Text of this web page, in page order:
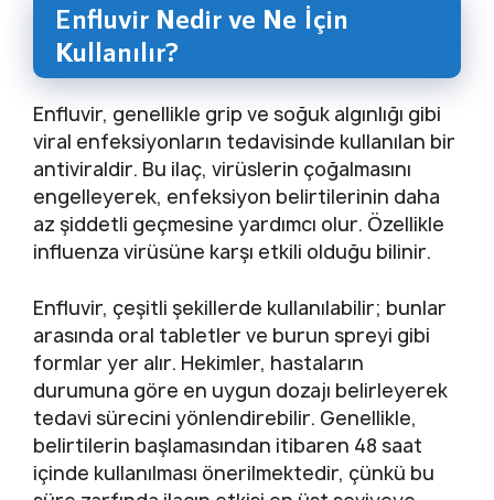
Enfluvir Nedir ve Ne İçin
Kullanılır?
Enfluvir, genellikle grip ve soğuk algınlığı gibi
viral enfeksiyonların tedavisinde kullanılan bir
antiviraldir. Bu ilaç, virüslerin çoğalmasını
engelleyerek, enfeksiyon belirtilerinin daha
az şiddetli geçmesine yardımcı olur. Özellikle
influenza virüsüne karşı etkili olduğu bilinir.
Enfluvir, çeşitli şekillerde kullanılabilir; bunlar
arasında oral tabletler ve burun spreyi gibi
formlar yer alır. Hekimler, hastaların
durumuna göre en uygun dozajı belirleyerek
tedavi sürecini yönlendirebilir. Genellikle,
belirtilerin başlamasından itibaren 48 saat
içinde kullanılması önerilmektedir, çünkü bu